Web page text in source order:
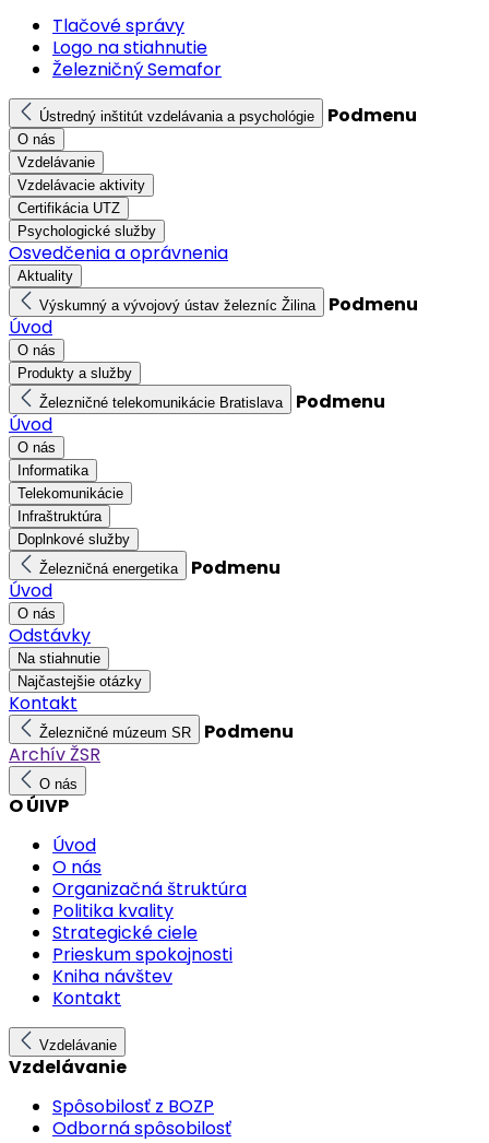
Tlačové správy
Logo na stiahnutie
Železničný Semafor
Ústredný inštitút vzdelávania a psychológie Podmenu
O nás
Vzdelávanie
Vzdelávacie aktivity
Certifikácia UTZ
Psychologické služby
Osvedčenia a oprávnenia
Aktuality
Výskumný a vývojový ústav železníc Žilina
Podmenu
Úvod
O nás
Produkty a služby
Železničné telekomunikácie Bratislava
Podmenu
Úvod
O nás
Informatika
Telekomunikácie
Infraštruktúra
Doplnkové služby
Železničná energetika
Podmenu
Úvod
O nás
Odstávky
Na stiahnutie
Najčastejšie otázky
Kontakt
Železničné múzeum SR
Podmenu
Archív ŽSR
O nás
O ÚIVP
Úvod
O nás
Organizačná štruktúra
Politika kvality
Strategické ciele
Prieskum spokojnosti
Kniha návštev
Kontakt
Vzdelávanie
Vzdelávanie
Spôsobilosť z BOZP
Odborná spôsobilosť